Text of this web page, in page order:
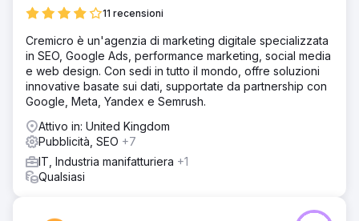
11 recensioni
Cremicro è un'agenzia di marketing digitale specializzata
in SEO, Google Ads, performance marketing, social media
e web design. Con sedi in tutto il mondo, offre soluzioni
innovative basate sui dati, supportate da partnership con
Google, Meta, Yandex e Semrush.
Attivo in: United Kingdom
Pubblicità, SEO +7
IT, Industria manifatturiera +1
Qualsiasi